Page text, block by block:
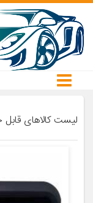
لیست کالاهای قابل